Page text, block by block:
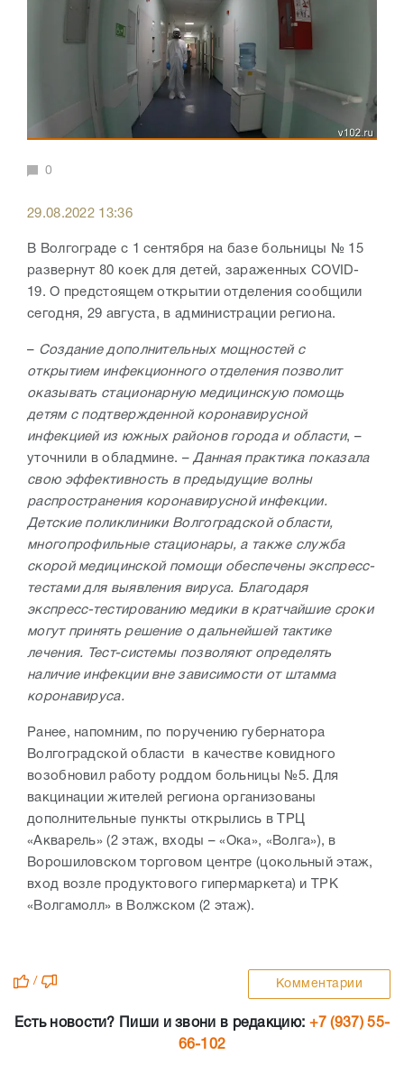
0
29.08.2022 13:36
В Волгограде с 1 сентября на базе больницы № 15
развернут 80 коек для детей, зараженных COVID-
19. О предстоящем открытии отделения сообщили
сегодня, 29 августа, в администрации региона.
– Создание дополнительных мощностей с
открытием инфекционного отделения позволит
оказывать стационарную медицинскую помощь
детям с подтвержденной коронавирусной
инфекцией из южных районов города и области, –
уточнили в обладмине. –Данная практика показала
свою эффективность в предыдущие волны
распространения коронавирусной инфекции.
Детские поликлиники Волгоградской области,
многопрофильные стационары, а также служба
скорой медицинской помощи обеспечены экспресс-
тестами для выявления вируса. Благодаря
экспресс-тестированию медики в кратчайшие сроки
могут принять решение о дальнейшей тактике
лечения. Тест-системы позволяют определять
наличие инфекции вне зависимости от штамма
коронавируса.
Ранее, напомним, по поручению губернатора
Волгоградской области в качестве ковидного
возобновил работу роддом больницы №5. Для
вакцинации жителей региона организованы
дополнительные пункты открылись в ТРЦ
«Акварель» (2 этаж, входы – «Ока», «Волга»), в
Ворошиловском торговом центре (цокольный этаж,
вход возле продуктового гипермаркета) и ТРК
«Волгамолл» в Волжском (2 этаж).
/ Комментарии
Есть новости? Пиши и звони в редакцию: +7 (937) 55-
66-102